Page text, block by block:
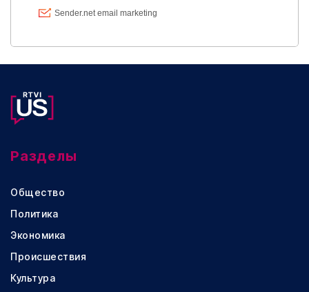
Разделы
Общество
Политика
Экономика
Происшествия
Культура